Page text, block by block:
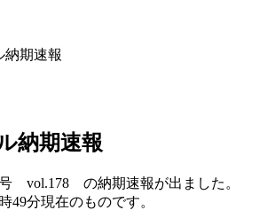
納期速報
納期速報
vol.178 の納期速報が出ました。
49分現在のものです。